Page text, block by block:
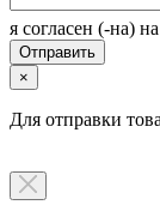
я согласен (-на) на
×
Для отправки